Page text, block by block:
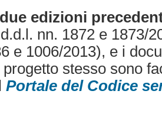
due edizioni
nn. 1872 e 1873/
e 1006/2013), e i
stesso sono
Portale del Codice